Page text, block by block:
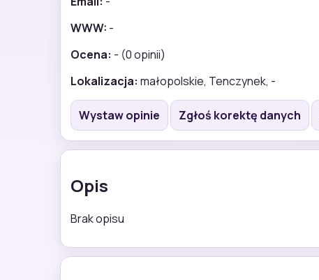
WWW: -
Ocena: - (0 opinii)
Lokalizacja: małopolskie, Tenczynek, -
Wystaw opinie Zgłoś korektę danych
Opis
Brak opisu